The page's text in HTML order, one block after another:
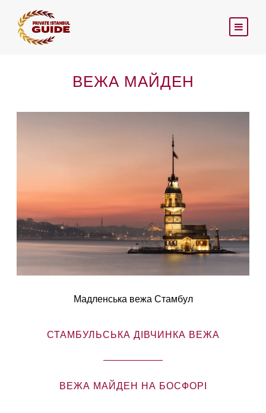
ВЕЖА МАЙДЕН
Мадленська вежа Стамбул
СТАМБУЛЬСЬКА ДІВЧИНКА ВЕЖА
ВЕЖА МАЙДЕН НА БОСФОРІ